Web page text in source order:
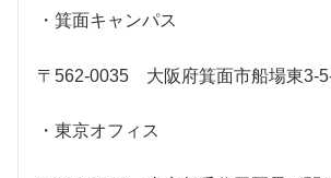
・箕面キャンパス
〒562-0035 大阪府箕面市船場東3-
・東京オフィス